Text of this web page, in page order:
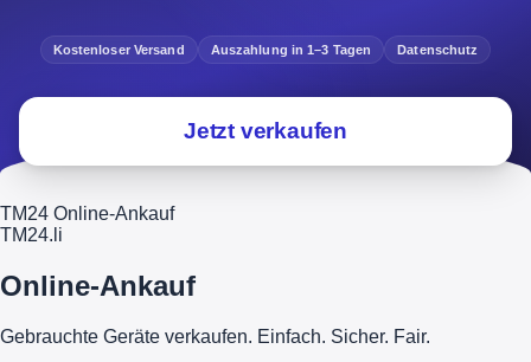
Kostenloser Versand Auszahlung in 1–3 Tagen Datenschutz
Jetzt verkaufen
TM24 Online-Ankauf
TM24.li
Online-Ankauf
Gebrauchte Geräte verkaufen. Einfach. Sicher. Fair.